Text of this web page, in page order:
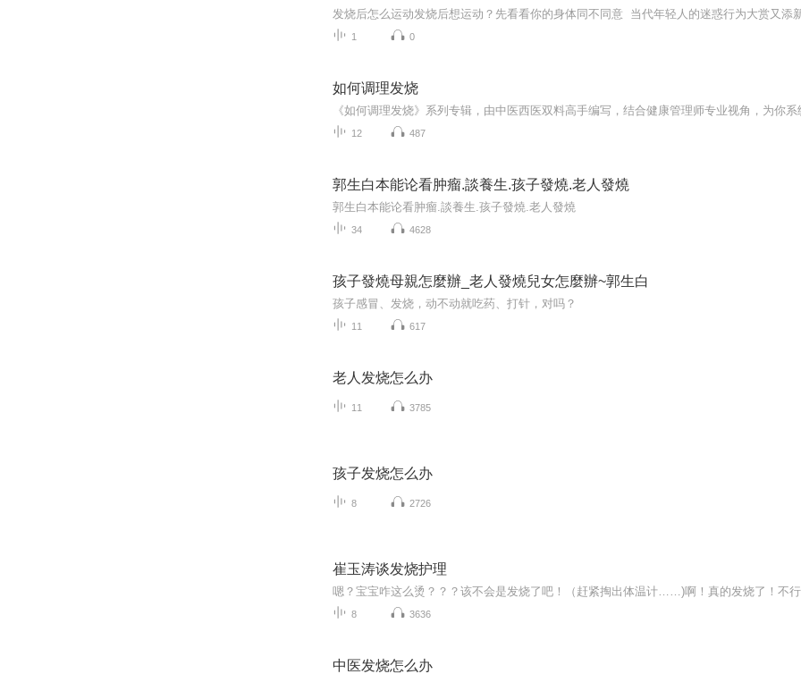
1 0
如何调理发烧
12 487
郭生白本能论看肿瘤.談養生.孩子發燒.老人發燒
郭生白本能论看肿瘤.談養生.孩子發燒.老人發燒
34 4628
孩子發燒母親怎麼辦_老人發燒兒女怎麼辦~郭生白
孩子感冒、发烧，动不动就吃药、打针，对吗？
11 617
老人发烧怎么办
11 3785
孩子发烧怎么办
8 2726
崔玉涛谈发烧护理
8 3636
中医发烧怎么办